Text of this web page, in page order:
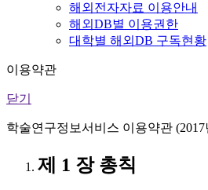
해외전자자료 이용안내
해외DB별 이용권한
대학별 해외DB 구독현황
이용약관
닫기
학술연구정보서비스 이용약관
제 1 장 총칙